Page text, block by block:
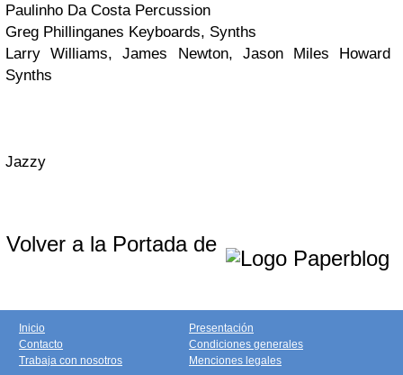
Paulinho Da CostaPercussion
Greg Phillinganes Keyboards, Synths
Larry Williams, James Newton, Jason Miles Howard
Synths
Jazzy
Volver a la Portada de
Inicio
Contacto
Trabaja con nosotros
Presentación
Condiciones generales
Menciones legales